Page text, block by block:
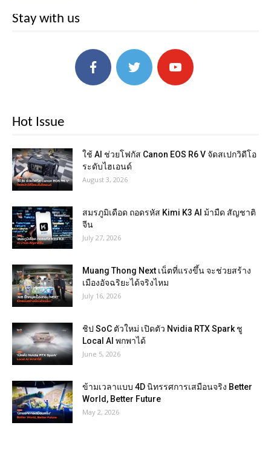
Stay with us
Hot Issue
ใช้ AI ช่วยโฟกัส Canon EOS R6 V จัดสเปกวิดีโอ
ระดับไฮเอนด์
August 3, 2026
สมรภูมิเดือด ถอดรหัส Kimi K3 AI ม้ามืด สัญชาติ
จีน
July 27, 2026
Muang Thong Next เน็ตที่แรงขึ้น จะช่วยสร้าง
เมืองอัจฉริยะได้จริงไหม
July 16, 2026
ชิป SoC ตัวใหม่ เปิดตัว Nvidia RTX Spark ชู
Local AI พกพาได้
June 5, 2026
ข้ามเวลาแบบ 4D นิทรรศการเสมือนจริง Better
World, Better Future
May 2, 2026